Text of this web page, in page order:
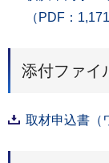
（PDF：
添付ファイ
取材申込書（